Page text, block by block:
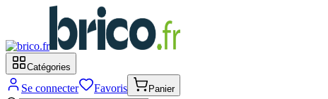
Catégories
Se connecter Favoris Panier